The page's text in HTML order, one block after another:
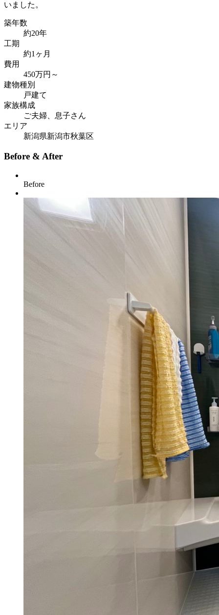
いました。
築年数
約20年
工期
約1ヶ月
費用
450万円～
建物種別
戸建て
家族構成
ご夫婦、息子さん
エリア
新潟県新潟市秋葉区
Before & After
Before